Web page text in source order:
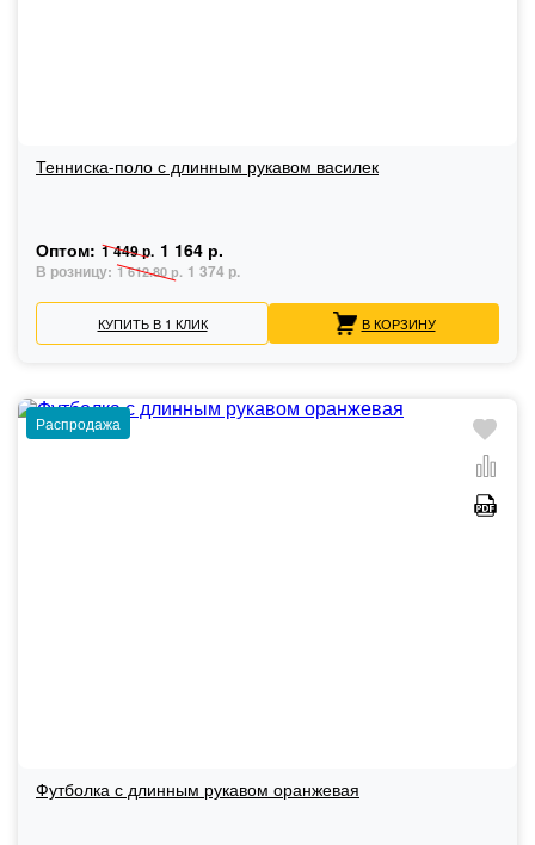
Тенниска-поло с длинным рукавом василек
Оптом: 1 449 р. 1 164 р.
В розницу: 1 612.80 р. 1 374 р.
КУПИТЬ В 1 КЛИК В КОРЗИНУ
Распродажа
Футболка с длинным рукавом оранжевая